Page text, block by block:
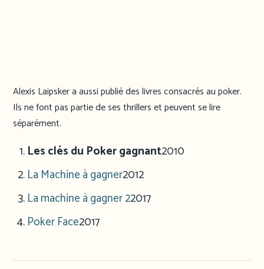
Alexis Laipsker a aussi publié des livres consacrés au poker.
Ils ne font pas partie de ses thrillers et peuvent se lire
séparément.
Les clés du Poker gagnant2010
La Machine à gagner2012
La machine à gagner 22017
Poker Face2017